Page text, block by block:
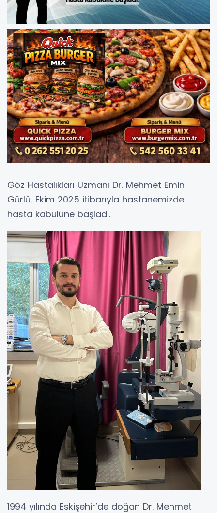
Göz Hastalıkları Uzmanı Dr. Mehmet Emin
Gürlü, Ekim 2025 itibarıyla hastanemizde
hasta kabulüne başladı.
1994 yılında Eskişehir’de doğan Dr. Mehmet